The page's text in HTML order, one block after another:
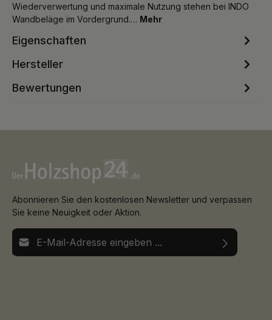
Wiederverwertung und maximale Nutzung stehen bei INDO
Wandbeläge im Vordergrund.… Mehr
Eigenschaften
Hersteller
Bewertungen
Abonnieren Sie den kostenlosen Newsletter und verpassen
Sie keine Neuigkeit oder Aktion.
E-Mail-Adresse*